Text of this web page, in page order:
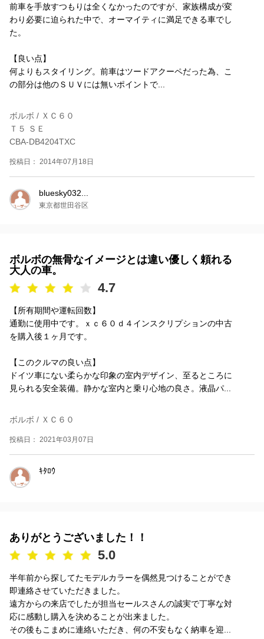
前車を手放すつもりは全くなかったのですが、家族構成が変
わり必要に迫られた中で、オーマイティに満足できる車でし
た。
【良い点】
何よりもスタイリング。前車はツードアクーペだった為、こ
の部分は他のＳＵＶには無いポイントで...
ボルボ / ＸＣ６０
Ｔ５ ＳＥ
CBA-DB4204TXC
投稿日： 2014年07月18日
bluesky032...
東京都世田谷区
ボルボの無骨なイメージとは違い優しく頼れる
大人の車。
4.7
【所有期間や運転回数】
通勤に使用中です。ｘｃ６０ｄ４インスクリプションの中古
を購入後１ヶ月です。
【このクルマの良い点】
ドイツ車にない柔らかな印象の室内デザイン、至るところに
見られる安全装備。静かな室内と乗り心地の良さ。液晶パ...
ボルボ / ＸＣ６０
投稿日： 2021年03月07日
ｷﾀﾛｳ
ありがとうございました！！
5.0
半年前から探してたモデルカラーを偶然見つけることができ
即連絡させていただきました。
遠方からの来店でしたが担当セールスさんの誠実で丁寧な対
応に感動し購入を決めることが出来ました。
その後もこまめに連絡いただき、何の不安もなく納車を迎...